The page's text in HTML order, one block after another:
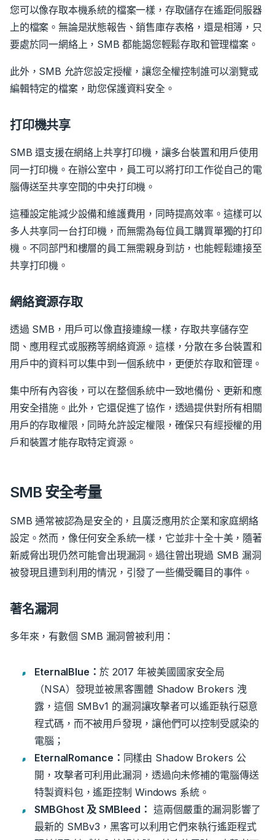
您可以像存取本機系統的檔案一樣，存取儲存在遙距伺服器
上的檔案。無論是狀態報告、銷售庫存表格，還是相簿，只
要處於同一網絡上，SMB 都能謁您輕鬆存取和管理檔案。
此外，SMB 允許您設定授權，讓您全權控制誰可以瀏覽或
編輯特定的檔案，助您保護資料安全。
打印機共享
SMB 還支援在網絡上共享打印機，讓多台裝置和用戶使用
同一打印機。在辦公室中，員工可以將打印工作從自己的電
腦傳送至共享空間的中央打印機。
這種設定能減少設備和維護費用，同時提高效率。這樣可以
多人共享同一台打印機，而無需為每位員工購買單獨的打印
機。不同部門和樓層的員工無需親身到訪，也能輕鬆連接至
共享打印機。
網絡資源存取
透過 SMB，用戶可以像直接連線一樣，存取共享儲存空
間、應用程式或服務等網絡資源。這樣，分散在多台裝置和
用戶中的資料可以集中到一個系統中，更便於存取和管理。
集中所有內容後，可以在整個系統中一致地備份、更新和應
用安全措施。此外，它還促進了協作，透過提供對所有相關
用戶的存取權限，同時允許設定權限，確保只有經授權的用
戶和裝置才能存取特定資源。
SMB 安全考量
SMB 通常被認為是安全的，且廣泛應用於企業和家庭網絡
設定。然而，像任何安全系統一樣，它並非十全十美，隨著
新威脅出現仍然可能會出現漏洞。過往曾出現過 SMB 漏洞
被發現且遭到利用的情況，引發了一些備受矚目的事件。
著名漏洞
多年來，有數個 SMB 漏洞曾被利用：
EternalBlue： 於 2017 年被美國國家安全局
（NSA）發現並被黑客團體 Shadow Brokers 洩
露，這個 SMBv1 的漏洞讓攻擊者可以遙距執行惡意
程式碼，而不被用戶發現，讓他們可以控制受感染的
電腦；
EternalRomance： 同樣由 Shadow Brokers 公
開，攻擊者可利用此漏洞，透過向未修補的電腦傳送
特製資料包，遙距控制 Windows 系統。
SMBGhost 及 SMBleed： 這兩個嚴重的漏洞影響了
最新的 SMBv3，黑客可以利用它們來執行遙距程式